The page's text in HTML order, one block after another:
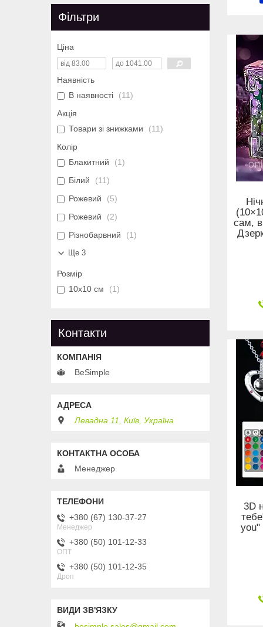
сам,
3D
you"
Фільтри
Ціна
Наявність
В наявності
11
Акція
Товари зі знижками
11
Колір
Блакитний
1
Білий
11
Рожевий
5
Рожевий
2
Різнобарвний
1
Ще 3
Розмір
10х10 см
1
Контакти
BeSimple
Левадна 11, Київ, Україна
Менеджер
+380 (67) 130-37-27
Менеджер
+380 (50) 101-12-33
ОПТ
+380 (50) 101-12-35
Дроп